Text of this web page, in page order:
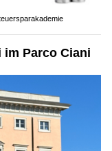
im Parco Ciani